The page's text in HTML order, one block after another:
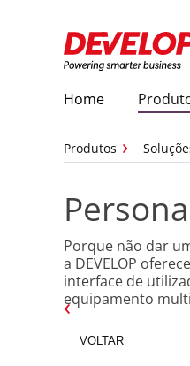
Home
Produtos
Porque não dar
a DEVELOP
interface de
equipamento
VOLTAR